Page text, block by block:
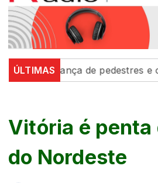
ÚLTIMAS
segurança de pedestres e
Vitória é penta
do Nordeste